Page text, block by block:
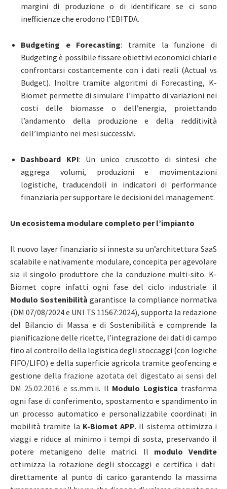
margini di produzione o di identificare se ci sono
inefficienze che erodono l’EBITDA.
Budgeting e Forecasting: tramite la funzione di
Budgeting è possibile fissare obiettivi economici chiari e
confrontarsi costantemente con i dati reali (Actual vs
Budget). Inoltre tramite algoritmi di Forecasting, K-
Biomet permette di simulare l’impatto di variazioni nei
costi delle biomasse o dell’energia, proiettando
l’andamento della produzione e della redditività
dell’impianto nei mesi successivi.
Dashboard KPI: Un unico cruscotto di sintesi che
aggrega volumi, produzioni e movimentazioni
logistiche, traducendoli in indicatori di performance
finanziaria per supportare le decisioni del management.
Un ecosistema modulare completo per l’impianto
Il nuovo layer finanziario si innesta su un’architettura SaaS
scalabile e nativamente modulare, concepita per agevolare
sia il singolo produttore che la conduzione multi-sito. K-
Biomet copre infatti ogni fase del ciclo industriale: il
Modulo Sostenibilità garantisce la compliance normativa
(DM 07/08/2024 e UNI TS 11567:2024), supporta la redazione
del Bilancio di Massa e di Sostenibilità e comprende la
pianificazione delle ricette, l’integrazione dei dati di campo
fino al controllo della logistica degli stoccaggi (con logiche
FIFO/LIFO) e della superficie agricola tramite geofencing e
gestione della frazione azotata del digestato ai sensi del
DM 25.02.2016 e ss.mm.ii. Il Modulo Logistica trasforma
ogni fase di conferimento, spostamento e spandimento in
un processo automatico e personalizzabile coordinati in
mobilità tramite la K-Biomet APP. Il sistema ottimizza i
viaggi e riduce al minimo i tempi di sosta, preservando il
potere metanigeno delle matrici. Il modulo Vendite
ottimizza la rotazione degli stoccaggi e certifica i dati
direttamente al punto di carico garantendo la massima